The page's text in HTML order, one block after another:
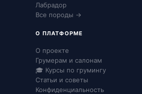
Лабрадор
Все породы →
О ПЛАТФОРМЕ
О проекте
Грумерам и салонам
🎓 Курсы по грумингу
Статьи и советы
Конфиденциальность